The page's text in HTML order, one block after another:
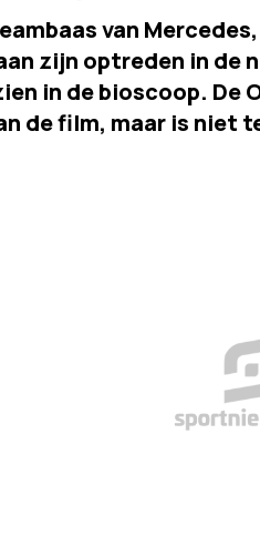
van
zijn optreden in de
in de bioscoop. De
de film, maar is niet